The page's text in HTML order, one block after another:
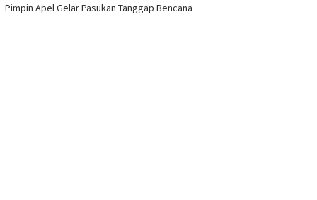
Pimpin Apel Gelar Pasukan Tanggap Bencana